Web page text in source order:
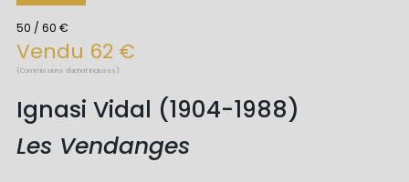
50 / 60 €
Vendu 62 €
(Commissions d'achat incluses)
Ignasi Vidal (1904-1988)
Les Vendanges